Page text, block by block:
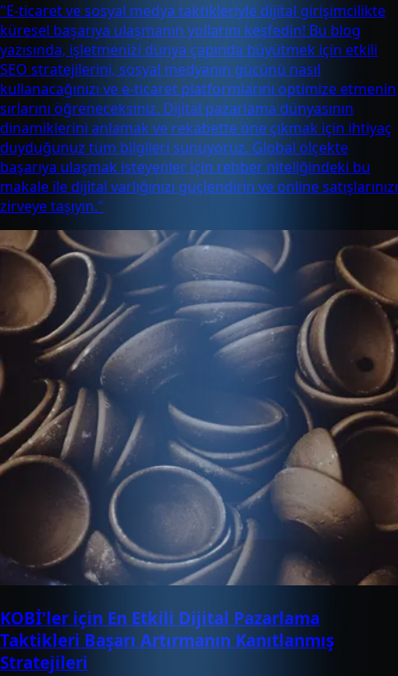
"E-ticaret ve sosyal medya taktikleriyle dijital girişimcilikte
küresel başarıya ulaşmanın yollarını keşfedin! Bu blog
yazısında, işletmenizi dünya çapında büyütmek için etkili
SEO stratejilerini, sosyal medyanın gücünü nasıl
kullanacağınızı ve e-ticaret platformlarını optimize etmenin
sırlarını öğreneceksiniz. Dijital pazarlama dünyasının
dinamiklerini anlamak ve rekabette öne çıkmak için ihtiyaç
duyduğunuz tüm bilgileri sunuyoruz. Global ölçekte
başarıya ulaşmak isteyenler için rehber niteliğindeki bu
makale ile dijital varlığınızı güçlendirin ve online satışlarınızı
zirveye taşıyın."
KOBİ'ler için En Etkili Dijital Pazarlama
Taktikleri Başarı Artırmanın Kanıtlanmış
Stratejileri